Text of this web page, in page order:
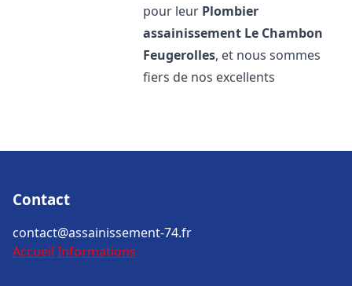
pour leur Plombier
assainissement Le Chambon
Feugerolles, et nous sommes
fiers de nos excellents
Contact
contact@assainissement-74.fr
Accueil Informations